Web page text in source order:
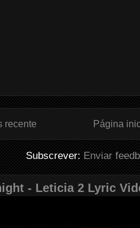
recente Página
Subscrever:Enviar
- Leticia 2 Lyric